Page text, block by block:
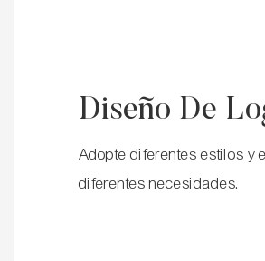
Diseño De
Adopte diferentes estilos y
diferentes necesidades.